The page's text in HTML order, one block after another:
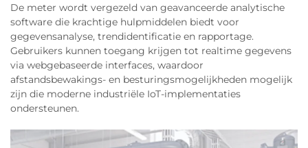
De meter wordt vergezeld van geavanceerde analytische
software die krachtige hulpmiddelen biedt voor
gegevensanalyse, trendidentificatie en rapportage.
Gebruikers kunnen toegang krijgen tot realtime gegevens
via webgebaseerde interfaces, waardoor
afstandsbewakings- en besturingsmogelijkheden mogelijk
zijn die moderne industriële IoT-implementaties
ondersteunen.